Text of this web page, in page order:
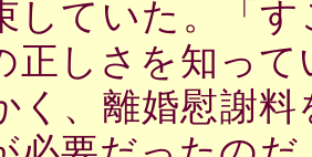
していた。「
正しさを知っ
く、離婚慰謝